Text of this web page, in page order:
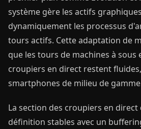
système gère les actifs
dynamiquement les processus
tours actifs. Cette adaptation de
que les tours de machines à sous
croupiers en direct restent
smartphones de milieu de
La section des croupiers en
définition stables avec un